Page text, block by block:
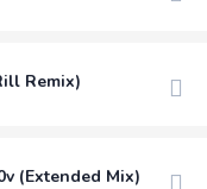
Remix)
(Extended Mix)